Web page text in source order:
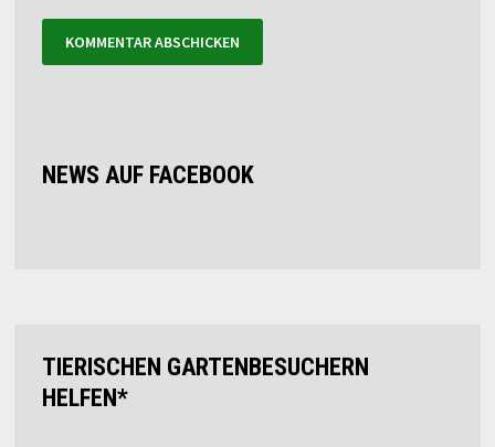
NEWS AUF FACEBOOK
TIERISCHEN GARTENBESUCHERN
HELFEN*